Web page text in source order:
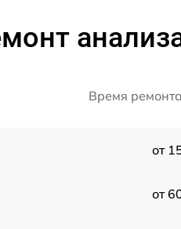
Время ремонта
от
от